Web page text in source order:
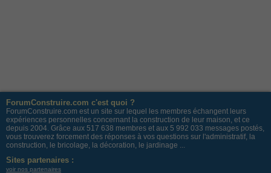
ForumConstruire.com c'est quoi ?
ForumConstruire.com est un site sur lequel les membres échangent leurs
expériences personnelles concernant la construction de leur maison, et ce
depuis 2004. Grâce aux 517 638 membres et aux 5 992 033 messages postés,
vous trouverez forcement des réponses à vos questions sur l'administratif, la
construction, le bricolage, la décoration, le jardinage ...
Sites partenaires :
voir nos partenaires